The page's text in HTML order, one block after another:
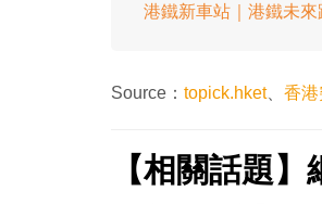
港鐵新車站｜港鐵未
Source： topick.hket、 香港
【相關話題